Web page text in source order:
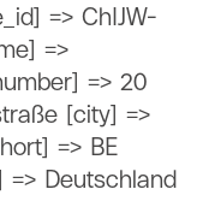
=> ChIJW-
=>
=> 20
[city] =>
=> BE
=> Deutschland